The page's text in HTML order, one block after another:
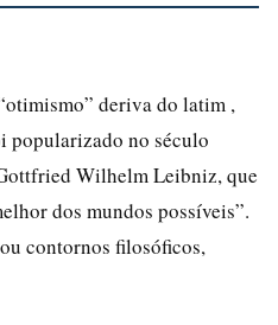
deriva do latim ,
popularizado no século
Wilhelm Leibniz, que
dos mundos possíveis”.
contornos filosóficos,